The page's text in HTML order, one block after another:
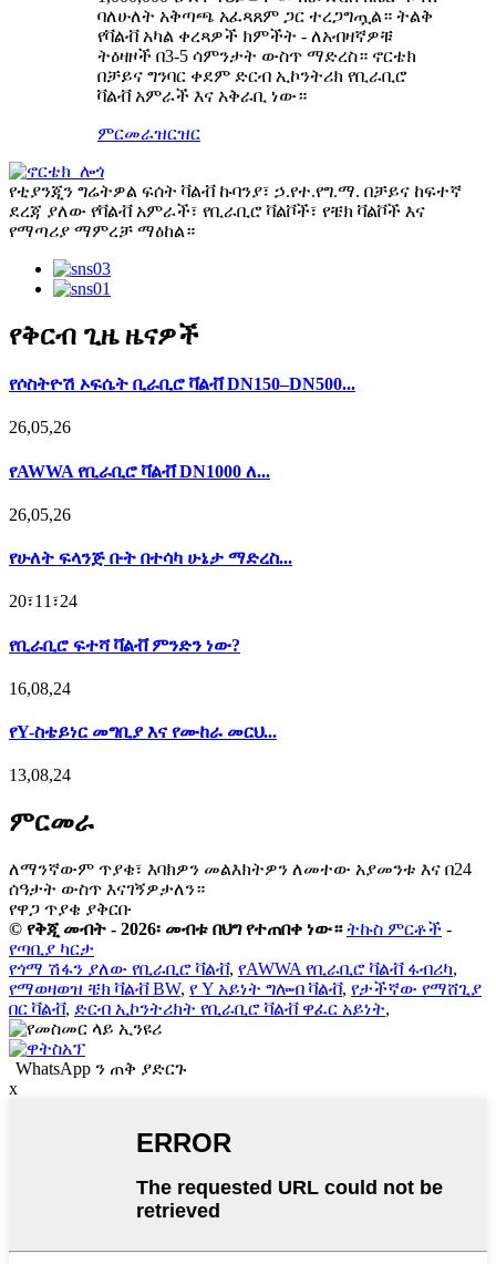
ባለሁለት አቅጣጫ አፈጻጸም ጋር ተረጋግጧል። ትልቅ
የቫልቭ አካል ቀረጻዎች ክምችት - ለአብዛኛዎቹ
ትዕዛዞች በ3-5 ሳምንታት ውስጥ ማድረስ። ኖርቴክ
በቻይና ግንባር ቀደም ድርብ ኢኮንትሪክ የቢራቢሮ
ቫልቭ አምራች እና አቅራቢ ነው።
ምርመራዝርዝር
የቲያንጂን ግሬትዎል ፍሰት ቫልቭ ኩባንያ፣ ኃ.የተ.የግ.ማ. በቻይና ከፍተኛ
ደረጃ ያለው የቫልቭ አምራች፣ የቢራቢሮ ቫልቮች፣ የቼክ ቫልቮች እና
የማጣሪያ ማምረቻ ማዕከል።
የቅርብ ጊዜ ዜናዎች
የሶስትዮሽ ኦፍሴት ቢራቢሮ ቫልቭ DN150–DN500...
26,05,26
የAWWA የቢራቢሮ ቫልቭ DN1000 ለ...
26,05,26
የሁለት ፍላንጅ ቡት በተሳካ ሁኔታ ማድረስ...
20፣11፣24
የቢራቢሮ ፍተሻ ቫልቭ ምንድን ነው?
16,08,24
የY-ስቴይነር መግቢያ እና የሙከራ መርህ...
13,08,24
ምርመራ
ለማንኛውም ጥያቄ፣ እባክዎን መልእክትዎን ለመተው አያመንቱ እና በ24
ሰዓታት ውስጥ እናገኝዎታለን።
የዋጋ ጥያቄ ያቅርቡ
© የቅጂ መብት - 2026፡ መብቱ በህግ የተጠበቀ ነው። ትኩስ ምርቶች -
የጣቢያ ካርታ
የጎማ ሽፋን ያለው የቢራቢሮ ቫልቭ, የAWWA የቢራቢሮ ቫልቭ ፋብሪካ,
የማወዛወዝ ቼክ ቫልቭ BW, የ Y አይነት ግሎብ ቫልቭ, የታችኛው የማሸጊያ
በር ቫልቭ, ድርብ ኢኮንትሪክት የቢራቢሮ ቫልቭ ዋፈር አይነት,
WhatsApp ን ጠቅ ያድርጉ
x